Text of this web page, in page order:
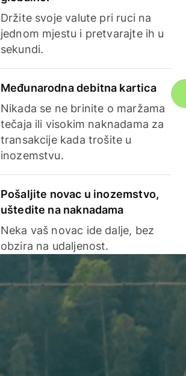
Držite svoje valute pri ruci na
jednom mjestu i pretvarajte ih u
sekundi.
Međunarodna debitna kartica
Nikada se ne brinite o maržama
tečaja ili visokim naknadama za
transakcije kada trošite u
inozemstvu.
Pošaljite novac u inozemstvo,
uštedite na naknadama
Neka vaš novac ide dalje, bez
obzira na udaljenost.